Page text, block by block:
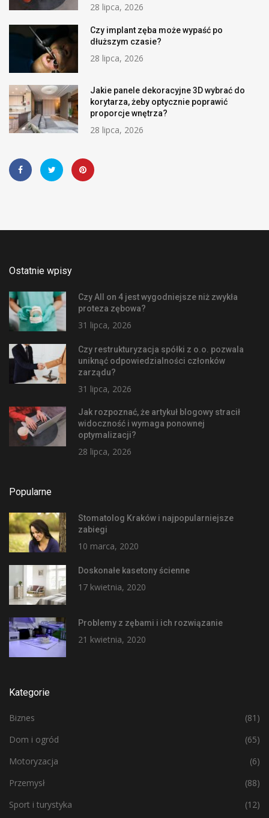
28 lipca, 2026
Czy implant zęba może wypaść po
dłuższym czasie?
28 lipca, 2026
Jakie panele dekoracyjne 3D wybrać do
korytarza, żeby optycznie poprawić
proporcje wnętrza?
28 lipca, 2026
Ostatnie wpisy
Czy All on 4 jest wygodniejsze niż zwykła
proteza zębowa?
31 lipca, 2026
Czy restrukturyzacja spółki z o.o. pozwala
uniknąć odpowiedzialności członków
zarządu?
31 lipca, 2026
Jak rozpoznać, że artykuł blogowy stracił
widoczność i wymaga ponownej
optymalizacji?
28 lipca, 2026
Popularne
Stomatolog Kraków i najpopularniejsze
zabiegi
10 marca, 2020
Doskonałe kasetony ścienne
17 kwietnia, 2020
Problemy z zębami i ich rozwiązanie
21 kwietnia, 2020
Kategorie
Biznes
(81)
Dom i ogród
(65)
Motoryzacja
(6)
Przemysł
(88)
Sport i turystyka
(12)